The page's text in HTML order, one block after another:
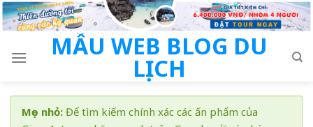
Skip
to
MẪU WEB BLOG DU
LỊCH
Mẹo nhỏ: Để tìm kiếm chính xác các ấn phẩm của